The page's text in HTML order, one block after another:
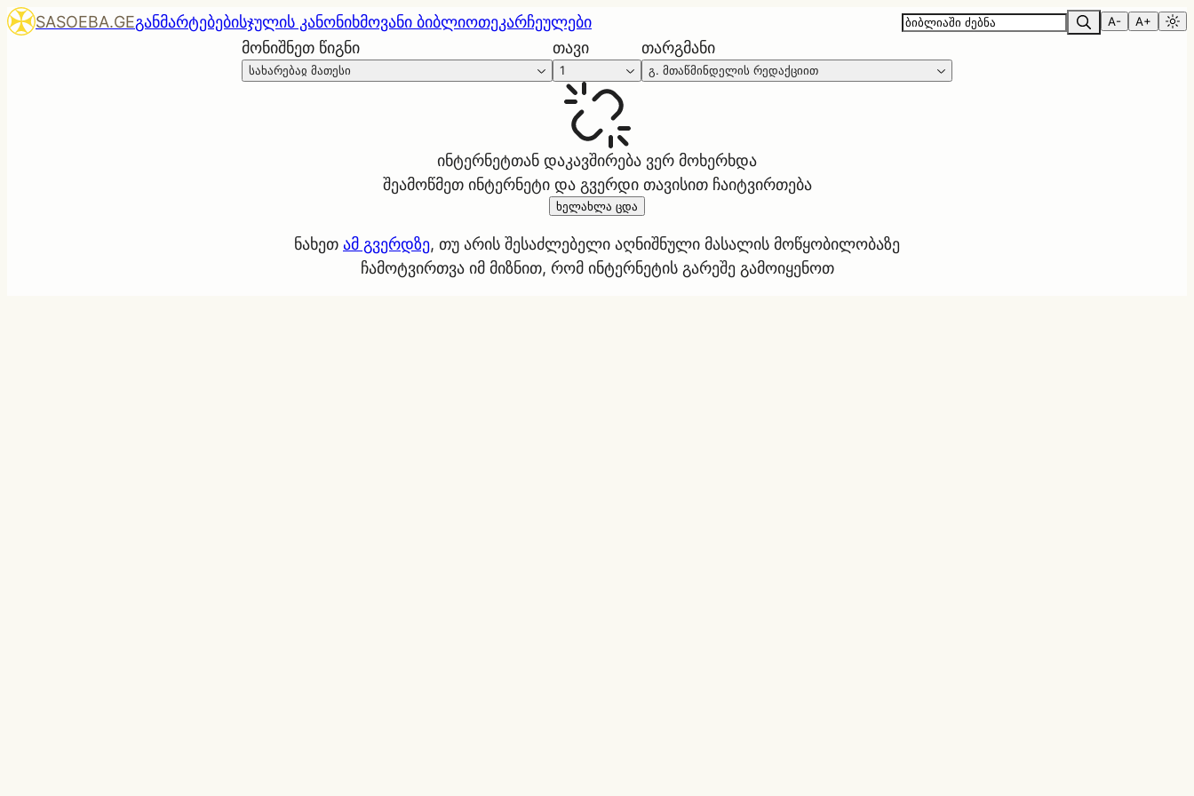
SASOEBA.GEგანმარტებებისჯულის კანონიხმოვანი ბიბლიოთეკარჩეულები A- A+
მონიშნეთ წიგნი
სახარებაჲ მათესი
თავი
1
თარგმანი
გ. მთაწმინდელის რედაქციით
ინტერნეტთან დაკავშირება ვერ მოხერხდა
შეამოწმეთ ინტერნეტი და გვერდი თავისით ჩაიტვირთება
ხელახლა ცდა
ნახეთ ამ გვერდზე, თუ არის შესაძლებელი აღნიშნული მასალის მოწყობილობაზე
ჩამოტვირთვა იმ მიზნით, რომ ინტერნეტის გარეშე გამოიყენოთ